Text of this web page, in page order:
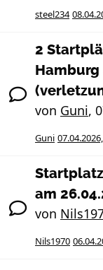
steel234
2
von Guni,
Guni
am
von
Nils1970